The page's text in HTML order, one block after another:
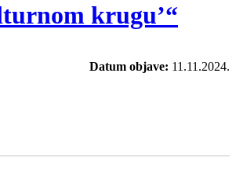
krugu’“
Datum objave: 11.11.2024.